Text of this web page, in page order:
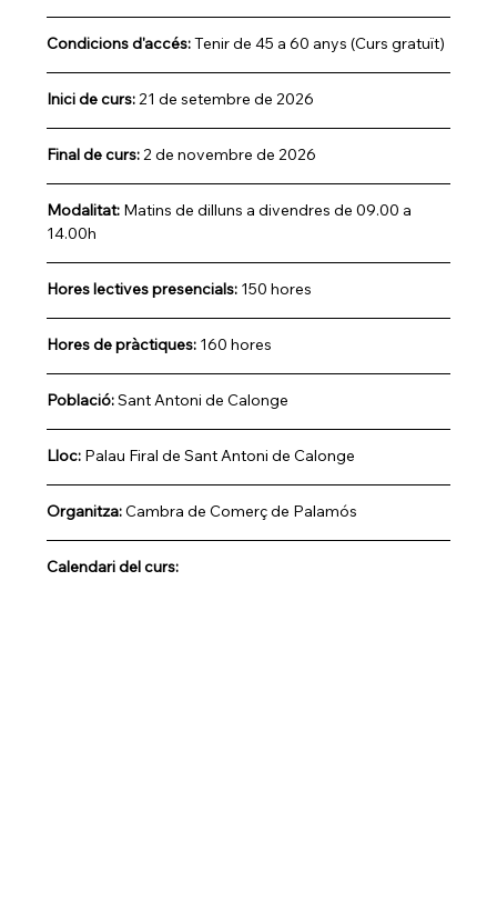
Condicions d'accés: Tenir de 45 a 60 anys (Curs gratuït)
Inici de curs: 21 de setembre de 2026
Final de curs: 2 de novembre de 2026
Modalitat: Matins de dilluns a divendres de 09.00 a
14.00h
Hores lectives presencials: 150 hores
Hores de pràctiques: 160 hores
Població: Sant Antoni de Calonge
Lloc: Palau Firal de Sant Antoni de Calonge
Organitza: Cambra de Comerç de Palamós
Calendari del curs: